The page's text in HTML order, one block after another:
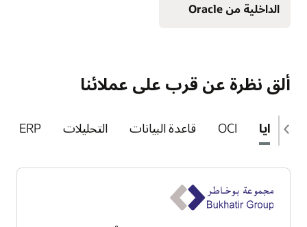
الداخلية من Oracle
ألق نظرة عن قرب على عملائنا
المزايا OCI قاعدة البيانات التحليلات ERP